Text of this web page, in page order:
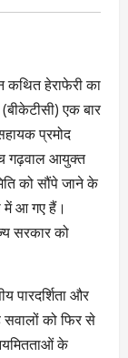
कथित हेराफेरी का
एक बार
प्रमोद
गढ़वाल आयुक्त
को सौंपे जाने के
में आ गए हैं।
सरकार को
पारदर्शिता और
को फिर से
के